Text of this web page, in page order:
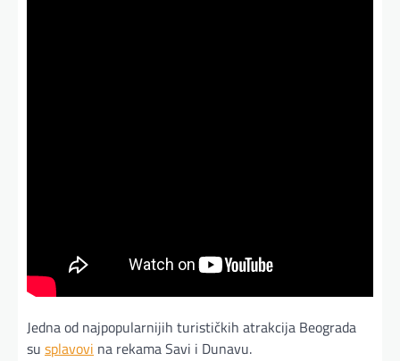
Jedna od najpopularnijih turističkih atrakcija Beograda
su splavovi na rekama Savi i Dunavu.